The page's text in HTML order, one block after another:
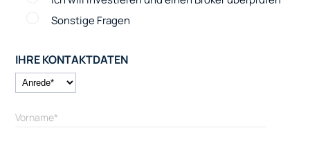
Sonstige Fragen
IHRE KONTAKTDATEN